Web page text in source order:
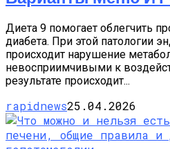
Диета 9 помогает облегчить
диабета. При этой патологии
происходит нарушение
невосприимчивыми к
результате происходит...
rapidnews25.04.2026